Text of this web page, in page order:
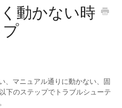
から探す
動かない時
、マニュアル通りに動かない、固
下のステップでトラブルシューテ